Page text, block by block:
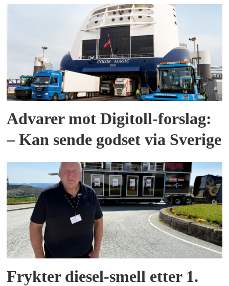
Advarer mot Digitoll-forslag:
– Kan sende godset via Sverige
Frykter diesel-smell etter 1.